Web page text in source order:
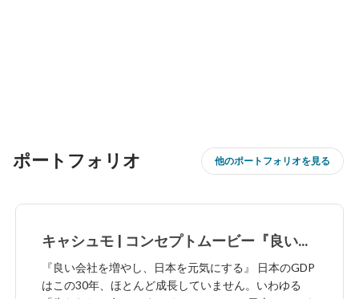
ポートフォリオ 他のポートフォリオを見る
キャシュモ | コンセプトムービー『良い会
社を増やし、日本を元気に』
『良い会社を増やし、日本を元気にする』 日本のGDP
はこの30年、ほとんど成長していません。いわゆる